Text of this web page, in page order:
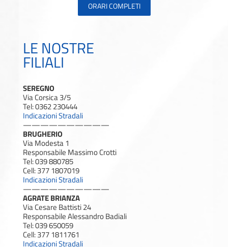
FILIALI
Via Corsica 3/5
Tel: 0362 230444
Indicazioni Stradali
——————————
BRUGHERIO
Via Modesta 1
Responsabile Massimo Crotti
Tel: 039 880785
Cell: 377 1807019
Indicazioni Stradali
——————————
AGRATE BRIANZA
Via Cesare Battisti 24
Responsabile Alessandro Badiali
Tel: 039 650059
Cell: 377 1811761
Indicazioni Stradali
——————————